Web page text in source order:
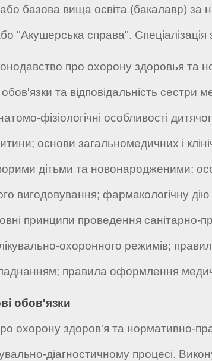
базова вища освіта (бакалавр) за
"Акушерська справа".
про охорону здоровья та
та відповідальність сестри
фізіологічні особливості
основи загальномедичних і
дітьми та новонародженими;
вигодовування; фармакологічну
принципи проведення санітарно-
охоронного режимів;
правила оформлення
обов'язки
охорону здоров'я та нормативно-
діагностичному процесі.